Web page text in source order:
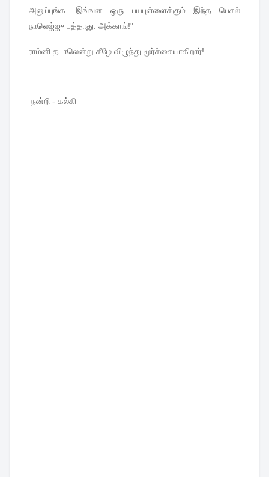
அனுப்புங்க .இங்ஙன ஒரு பயபுள்ளைக்கும் இந்த
பெசல்
நாலெஜ்ஜு பத்தாது அக்காங்!"
ராம்னி தடாலென்று கீழே விழுந்து மூர்ச்சையாகிறார்!
நன்றி - கல்கி